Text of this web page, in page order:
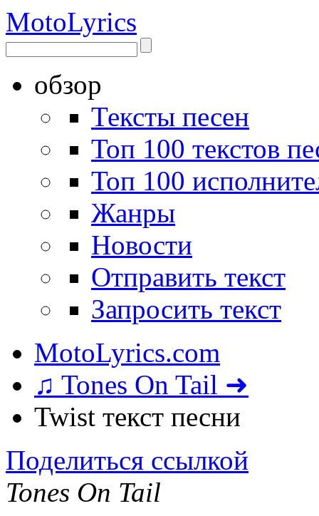
MotoLyrics
обзор
Тексты песен
Топ 100 текстов
Топ 100
Жанры
Новости
Отправить текст
Запросить текст
MotoLyrics.com
♫ Tones On Tail ➜
Twist текст песни
Поделиться ссылкой
Tones On Tail